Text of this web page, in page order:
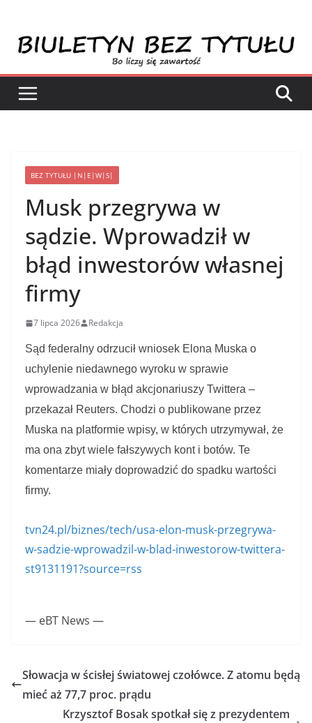
treści
BEZ TYTUŁU |N|E|W|S|
Musk przegrywa w
sądzie. Wprowadził w
błąd inwestorów własnej
firmy
7 lipca 2026 Redakcja
Sąd federalny odrzucił wniosek Elona Muska o
uchylenie niedawnego wyroku w sprawie
wprowadzania w błąd akcjonariuszy Twittera –
przekazał Reuters. Chodzi o publikowane przez
Muska na platformie wpisy, w których utrzymywał, że
ma ona zbyt wiele fałszywych kont i botów. Te
komentarze miały doprowadzić do spadku wartości
firmy.
tvn24.pl/biznes/tech/usa-elon-musk-przegrywa-
w-sadzie-wprowadzil-w-blad-inwestorow-twittera-
st9131191?source=rss
— eBT News —
Słowacja w ścisłej światowej czołówce. Z atomu będą
mieć aż 77,7 proc. prądu
Krzysztof Bosak spotkał się z prezydentem